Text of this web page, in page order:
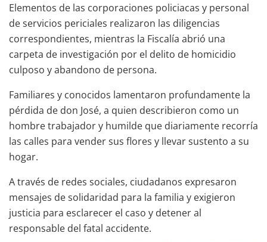
Elementos de las corporaciones policiacas y personal
de servicios periciales realizaron las diligencias
correspondientes, mientras la Fiscalía abrió una
carpeta de investigación por el delito de homicidio
culposo y abandono de persona.
Familiares y conocidos lamentaron profundamente la
pérdida de don José, a quien describieron como un
hombre trabajador y humilde que diariamente recorría
las calles para vender sus flores y llevar sustento a su
hogar.
A través de redes sociales, ciudadanos expresaron
mensajes de solidaridad para la familia y exigieron
justicia para esclarecer el caso y detener al
responsable del fatal accidente.